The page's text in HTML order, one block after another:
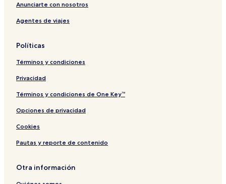
Anunciarte con nosotros
Agentes de viajes
Políticas
Términos y condiciones
Privacidad
Términos y condiciones de One Key™
Opciones de privacidad
Cookies
Pautas y reporte de contenido
Otra información